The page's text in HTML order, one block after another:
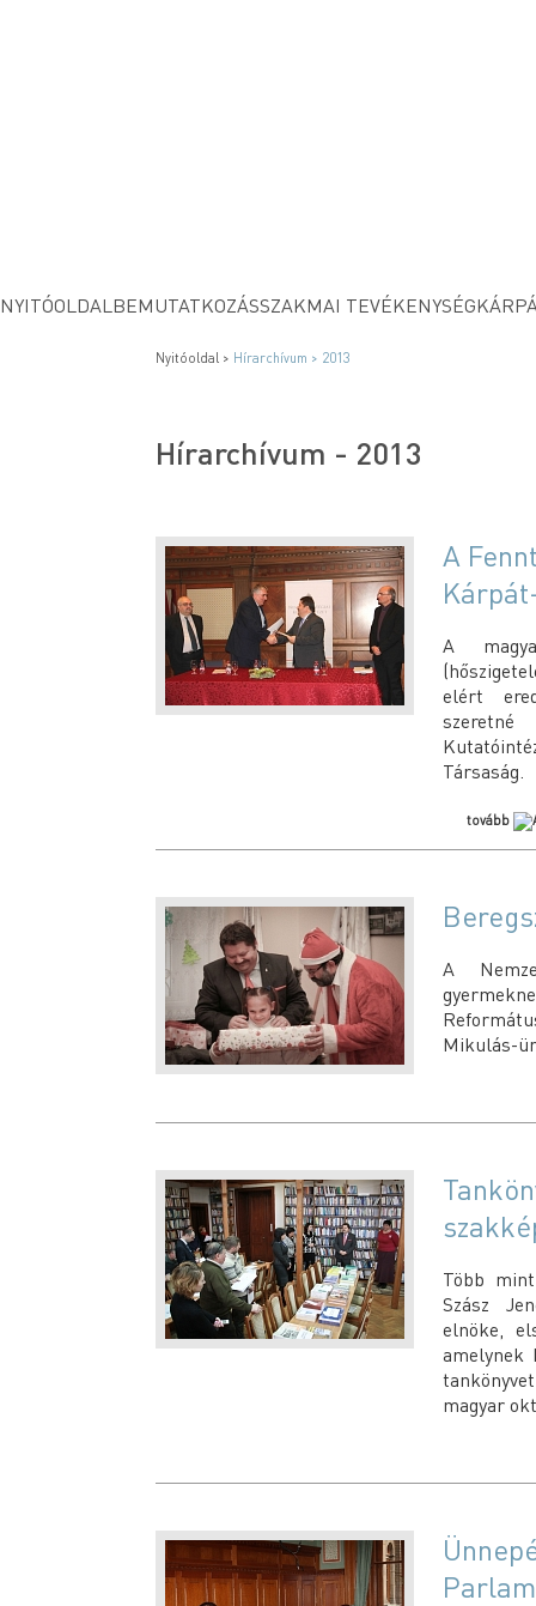
NYITÓOLDAL BEMUTATKOZÁSSZAKMAI TEVÉKENYSÉG
Nyitóoldal > Hírarchívum > 2013
Hírarchívum - 2013
A
A
elért
szeretné
Társaság.
tovább
A
Mikulás-
Több
Szász
elnöke,
amelynek
magyar